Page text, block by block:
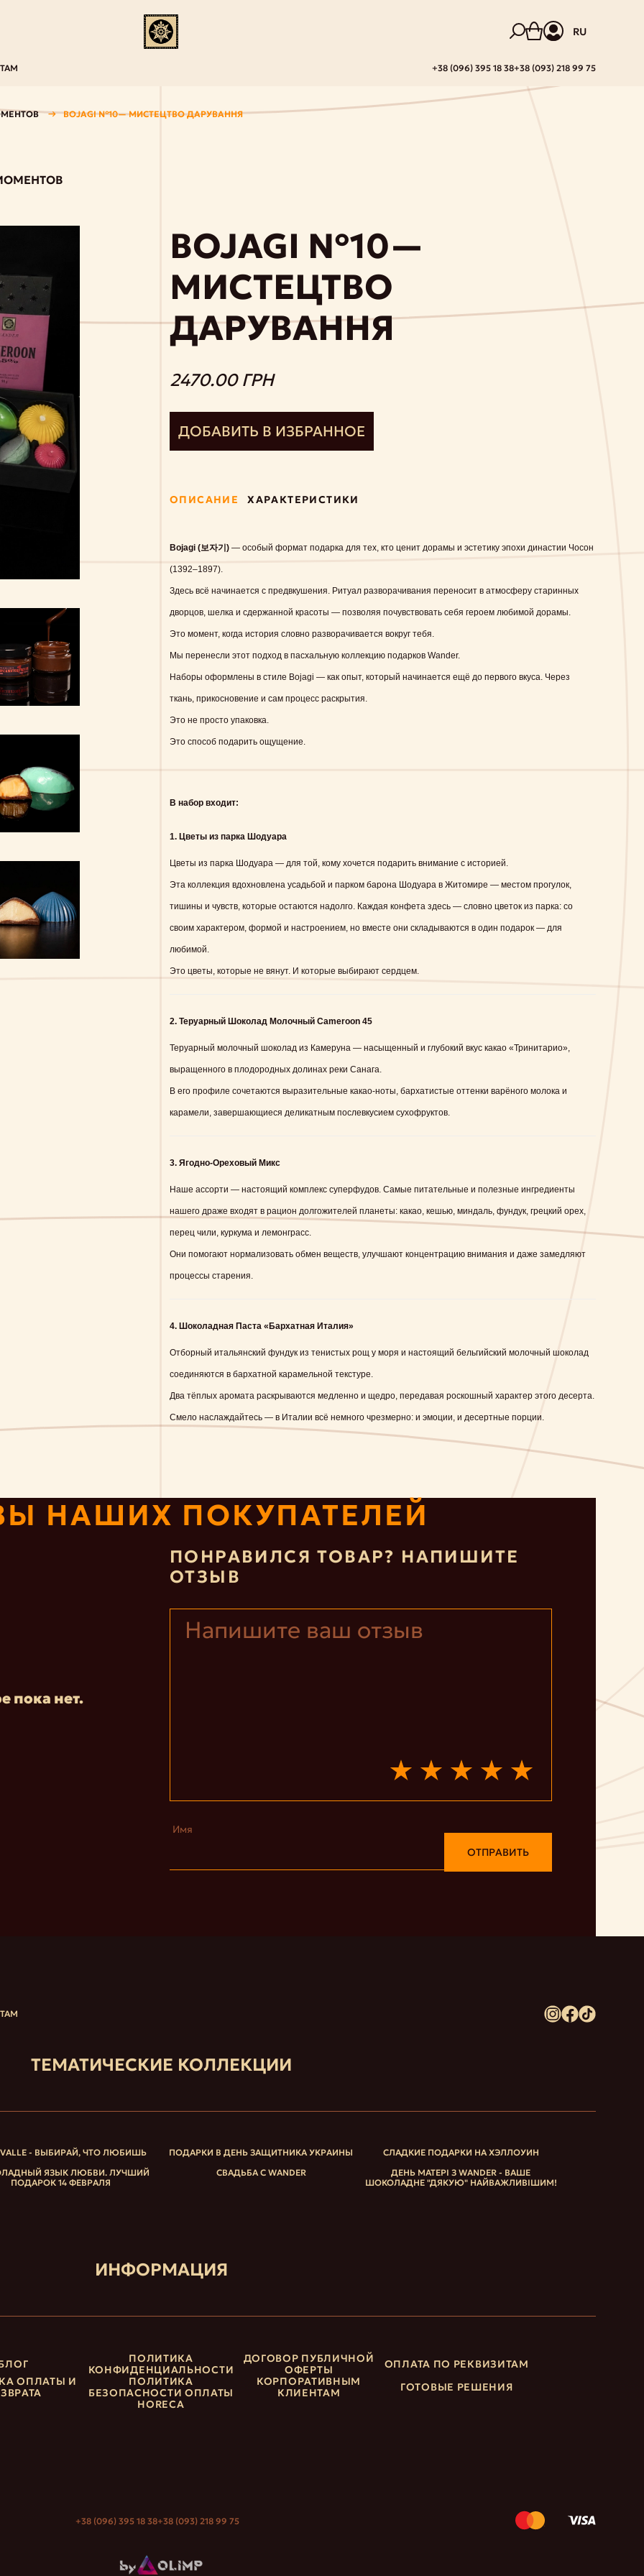
RU
+38 (096) 395 18 38+38 (093) 218 99 75
BOJAGI №10— МИСТЕЦТВО ДАРУВАННЯ
BOJAGI №10—
МИСТЕЦТВО
ДАРУВАННЯ
2470.00 ГРН
ДОБАВИТЬ В ИЗБРАННОЕ
ОПИСАНИЕ ХАРАКТЕРИСТИКИ
Bojagi (보자기) — особый формат подарка для тех, кто ценит дорамы и эстетику эпохи династии Чосон
(1392–1897).
Здесь всё начинается с предвкушения. Ритуал разворачивания переносит в атмосферу старинных
дворцов, шелка и сдержанной красоты — позволяя почувствовать себя героем любимой дорамы.
Это момент, когда история словно разворачивается вокруг тебя.
Мы перенесли этот подход в пасхальную коллекцию подарков Wander.
Наборы оформлены в стиле Bojagi — как опыт, который начинается ещё до первого вкуса. Через
ткань, прикосновение и сам процесс раскрытия.
Это не просто упаковка.
Это способ подарить ощущение.
В набор входит:
1. Цветы из парка Шодуара
Цветы из парка Шодуара — для той, кому хочется подарить внимание с историей.
Эта коллекция вдохновлена усадьбой и парком барона Шодуара в Житомире — местом прогулок,
тишины и чувств, которые остаются надолго. Каждая конфета здесь — словно цветок из парка: со
своим характером, формой и настроением, но вместе они складываются в один подарок — для
любимой.
Это цветы, которые не вянут. И которые выбирают сердцем.
2. Теруарный Шоколад Молочный Cameroon 45
Теруарный молочный шоколад из Камеруна — насыщенный и глубокий вкус какао «Тринитарио»,
выращенного в плодородных долинах реки Санага.
В его профиле сочетаются выразительные какао-ноты, бархатистые оттенки варёного молока и
карамели, завершающиеся деликатным послевкусием сухофруктов.
3. Ягодно-Ореховый Микс
Наше ассорти — настоящий комплекс суперфудов. Самые питательные и полезные ингредиенты
нашего драже входят в рацион долгожителей планеты: какао, кешью, миндаль, фундук, грецкий орех,
перец чили, куркума и лемонграсс.
Они помогают нормализовать обмен веществ, улучшают концентрацию внимания и даже замедляют
процессы старения.
4. Шоколадная Паста «Бархатная Италия»
Отборный итальянский фундук из тенистых рощ у моря и настоящий бельгийский молочный шоколад
соединяются в бархатной карамельной текстуре.
Два тёплых аромата раскрываются медленно и щедро, передавая роскошный характер этого десерта.
Смело наслаждайтесь — в Италии всё немного чрезмерно: и эмоции, и десертные порции.
НАШИХ ПОКУПАТЕЛЕЙ
пока нет.
ПОНРАВИЛСЯ ТОВАР? НАПИШИТЕ
ОТЗЫВ
Имя
ОТПРАВИТЬ
ТЕМАТИЧЕСКИЕ КОЛЛЕКЦИИ
- ВЫБИРАЙ, ЧТО ЛЮБИШЬ ПОДАРКИ В ДЕНЬ ЗАЩИТНИКА УКРАИНЫ
СЛАДКИЕ ПОДАРКИ НА ХЭЛЛОУИН
ЯЗЫК ЛЮБВИ. ЛУЧШИЙ
ПОДАРОК 14 ФЕВРАЛЯ
СВАДЬБА С WANDER
ДЕНЬ МАТЕРІ З WANDER - ВАШЕ
ШОКОЛАДНЕ "ДЯКУЮ" НАЙВАЖЛИВІШИМ!
ИНФОРМАЦИЯ
ПОЛИТИКА
КОНФИДЕНЦИАЛЬНОСТИ
ДОГОВОР ПУБЛИЧНОЙ
ОФЕРТЫ
ОПЛАТА ПО РЕКВИЗИТАМ
ОПЛАТЫ И
ПОЛИТИКА
БЕЗОПАСНОСТИ ОПЛАТЫ
КОРПОРАТИВНЫМ
КЛИЕНТАМ
ГОТОВЫЕ РЕШЕНИЯ
HORECA
+38 (096) 395 18 38+38 (093) 218 99 75